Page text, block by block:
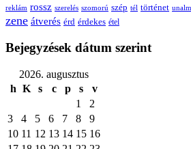
reklám rossz szerelés szomorú szép tél történet
zene átverés érd érdekes étel
Bejegyzések dátum szerint
2026. augusztus
h K s c p s
v
1
2
3
4 5 6 7 8
9
10 11 12 13 14 15 16